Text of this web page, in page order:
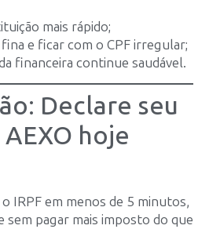
mais rápido;
e ficar com o CPF irregular;
financeira continue saudável.
Declare seu
AEXO hoje
IRPF em menos de 5 minutos,
pagar mais imposto do que